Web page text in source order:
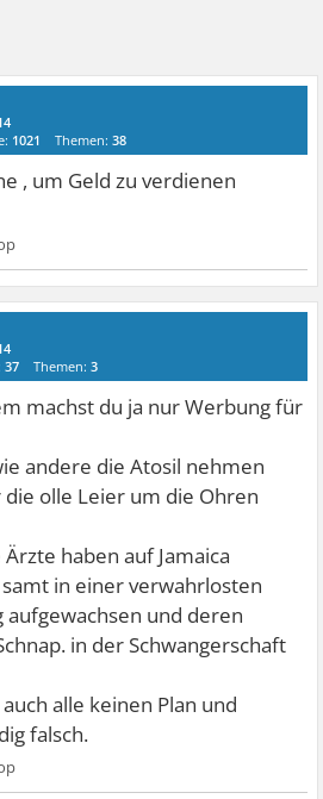
1021 Themen:38
, um Geld zu verdienen
37 Themen:3
machst du ja nur Werbung für
andere die Atosil nehmen
olle Leier um die Ohren
haben auf Jamaica
in einer verwahrlosten
aufgewachsen und deren
in der Schwangerschaft
alle keinen Plan und
falsch.